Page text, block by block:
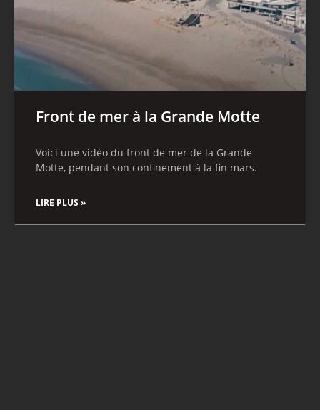
Front de mer à la Grande Motte
Voici une vidéo du front de mer de la Grande
Motte, pendant son confinement à la fin mars.
LIRE PLUS »